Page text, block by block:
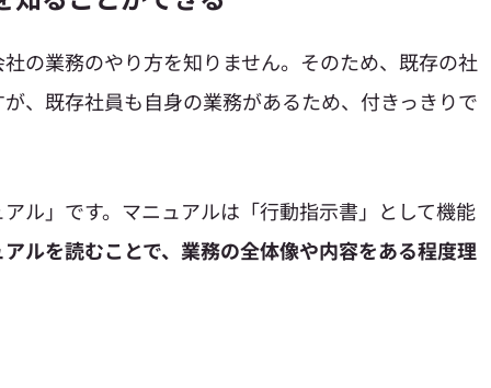
の業務のやり方を知りません。そのため、既存の社
、既存社員も自身の業務があるため、付きっきりで
ル」です。マニュアルは「行動指示書」として機能
ルを読むことで、業務の全体像や内容をある程度理